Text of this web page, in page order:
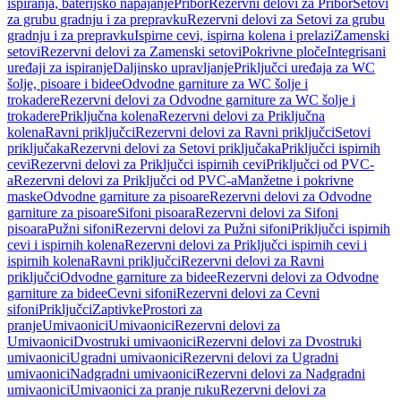
ispiranja, baterijsko napajanjePriborRezervni delovi za PriborSetovi
za grubu gradnju i za prepravkuRezervni delovi za Setovi za grubu
gradnju i za prepravkuIspirne cevi, ispirna kolena i prelaziZamenski
setoviRezervni delovi za Zamenski setoviPokrivne pločeIntegrisani
uređaji za ispiranjeDaljinsko upravljanjePriključci uređaja za WC
šolje, pisoare i bideeOdvodne garniture za WC šolje i
trokadereRezervni delovi za Odvodne garniture za WC šolje i
trokaderePriključna kolenaRezervni delovi za Priključna
kolenaRavni priključciRezervni delovi za Ravni priključciSetovi
priključakaRezervni delovi za Setovi priključakaPriključci ispirnih
ceviRezervni delovi za Priključci ispirnih ceviPriključci od PVC-
aRezervni delovi za Priključci od PVC-aManžetne i pokrivne
maskeOdvodne garniture za pisoareRezervni delovi za Odvodne
garniture za pisoareSifoni pisoaraRezervni delovi za Sifoni
pisoaraPužni sifoniRezervni delovi za Pužni sifoniPriključci ispirnih
cevi i ispirnih kolenaRezervni delovi za Priključci ispirnih cevi i
ispirnih kolenaRavni priključciRezervni delovi za Ravni
priključciOdvodne garniture za bideeRezervni delovi za Odvodne
garniture za bideeCevni sifoniRezervni delovi za Cevni
sifoniPriključciZaptivkeProstori za
pranjeUmivaoniciUmivaoniciRezervni delovi za
UmivaoniciDvostruki umivaoniciRezervni delovi za Dvostruki
umivaoniciUgradni umivaoniciRezervni delovi za Ugradni
umivaoniciNadgradni umivaoniciRezervni delovi za Nadgradni
umivaoniciUmivaonici za pranje rukuRezervni delovi za